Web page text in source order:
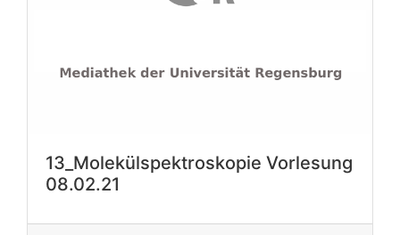
13_Molekülspektroskopie Vorlesung
08.02.21